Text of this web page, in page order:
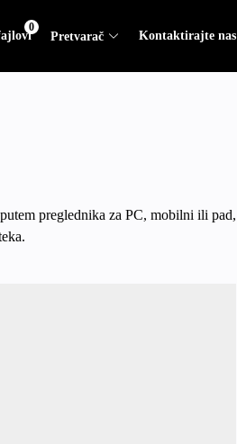
0
Pretvarač Kontaktirajte nas
preglednika za PC, mobilni ili pad,